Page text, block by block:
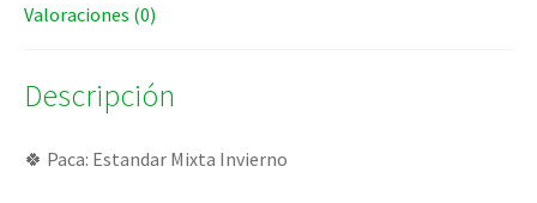
Valoraciones (0)
Descripción
🍀 Paca: Estandar Mixta Invierno